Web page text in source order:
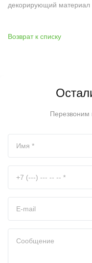
декорирующий материал
Возврат к списку
Перезвоним